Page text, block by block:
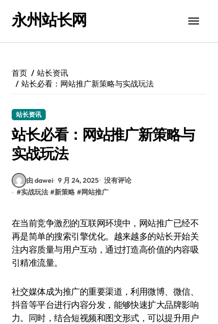
永州站长网
首页
站长资讯
站长必看：网站推广新策略与实战玩法
站长资讯
站长必看：网站推广新策略与
实战玩法
由 dawei 9 月 24, 2025 没有评论
#实战玩法 #新策略 #网站推广
在当前竞争激烈的互联网环境中，网站推广已经不
再是简单的搜索引擎优化。越来越多的站长开始关
注内容质量与用户互动，通过打造高价值的内容吸
引精准流量。
社交媒体成为推广的重要渠道，利用微博、微信、
抖音等平台进行内容分发，能够快速扩大品牌影响
力。同时，结合短视频和图文形式，可以提升用户